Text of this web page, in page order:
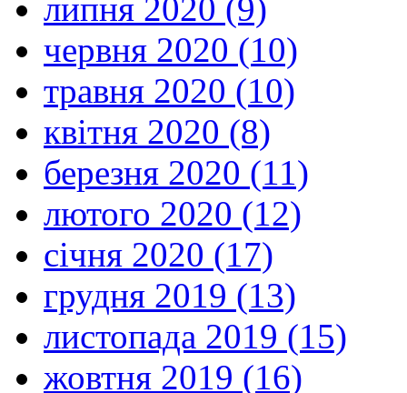
липня 2020 (9)
червня 2020 (10)
травня 2020 (10)
квітня 2020 (8)
березня 2020 (11)
лютого 2020 (12)
січня 2020 (17)
грудня 2019 (13)
листопада 2019 (15)
жовтня 2019 (16)